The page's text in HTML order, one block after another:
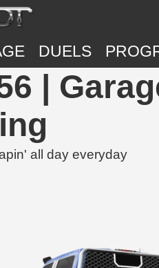
DUELS
|
all day everyday